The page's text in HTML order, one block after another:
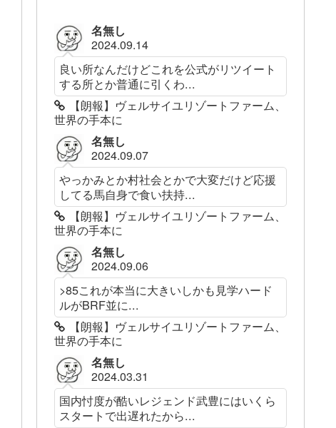
名無し
2024.09.14
良い所なんだけどこれを公式がリツイート
する所とか普通に引くわ...
【朗報】ヴェルサイユリゾートファーム、
世界の手本に
名無し
2024.09.07
やっかみとか村社会とかで大変だけど応援
してる馬自身で食い扶持...
【朗報】ヴェルサイユリゾートファーム、
世界の手本に
名無し
2024.09.06
>85これが本当に大きいしかも見学ハード
ルがBRF並に...
【朗報】ヴェルサイユリゾートファーム、
世界の手本に
名無し
2024.03.31
国内忖度が酷いレジェンド武豊にはいくら
スタートで出遅れたから...